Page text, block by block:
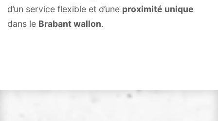
d’un service flexible et d’une proximité unique
dans le Brabant wallon.